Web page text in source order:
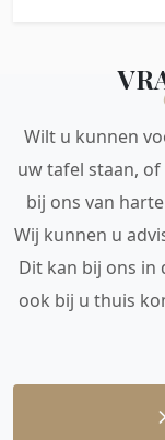
Wilt u kunnen
uw tafel staan,
bij ons van
Wij kunnen u
Dit kan bij ons in
ook bij u thuis